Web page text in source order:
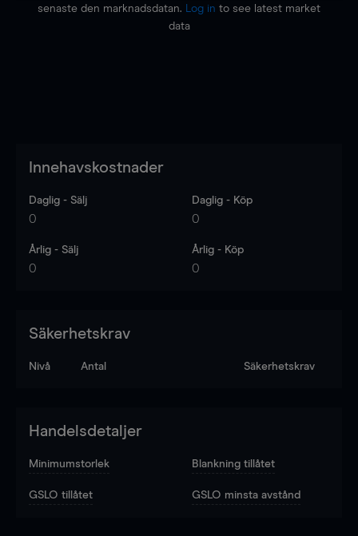
senaste den marknadsdatan.
Log in to see latest market
data
Innehavskostnader
Daglig - Sälj
0
Daglig - Köp
0
Årlig - Sälj
0
Årlig - Köp
0
Säkerhetskrav
Nivå Antal Säkerhetskrav
Handelsdetaljer
Minimumstorlek Blankning tillåtet
GSLO tillåtet GSLO minsta avstånd